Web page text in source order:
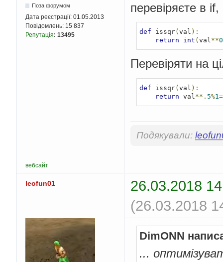
Поза форумом
Дата реєстрації: 01.05.2013
Повідомлень: 15 837
Репутація: 13495
перевіряєте в
def issqr( val ):
return
int ( val**
Перевіряти на
def issqr(val ):
return val **. 5%1
Подякували:
вебсайт
leofun01
26.03.2018
(26.03.2018
DimONN
...